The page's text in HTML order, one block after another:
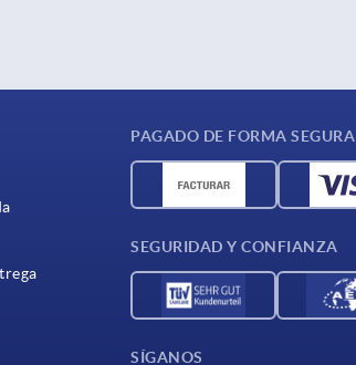
PAGADO DE FORMA SEGURA
SEGURIDAD Y CONFIANZA
SÍGANOS